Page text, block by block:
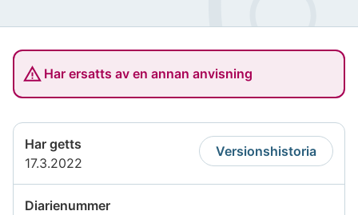
Har ersatts av en annan anvisning
Har getts
17.3.2022
Versionshistoria
Diarienummer